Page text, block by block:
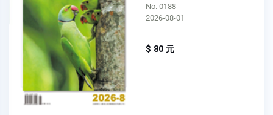
No. 0188
2026-08-01
$ 80 元